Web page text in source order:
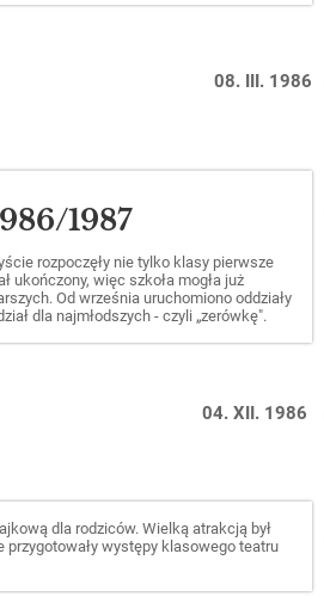
08. III. 1986
1987
rozpoczęły nie tylko klasy pierwsze
ukończony, więc szkoła mogła już
Od września uruchomiono oddziały
dla najmłodszych - czyli „zerówkę".
04. XII. 1986
dla rodziców. Wielką atrakcją był
przygotowały występy klasowego teatru